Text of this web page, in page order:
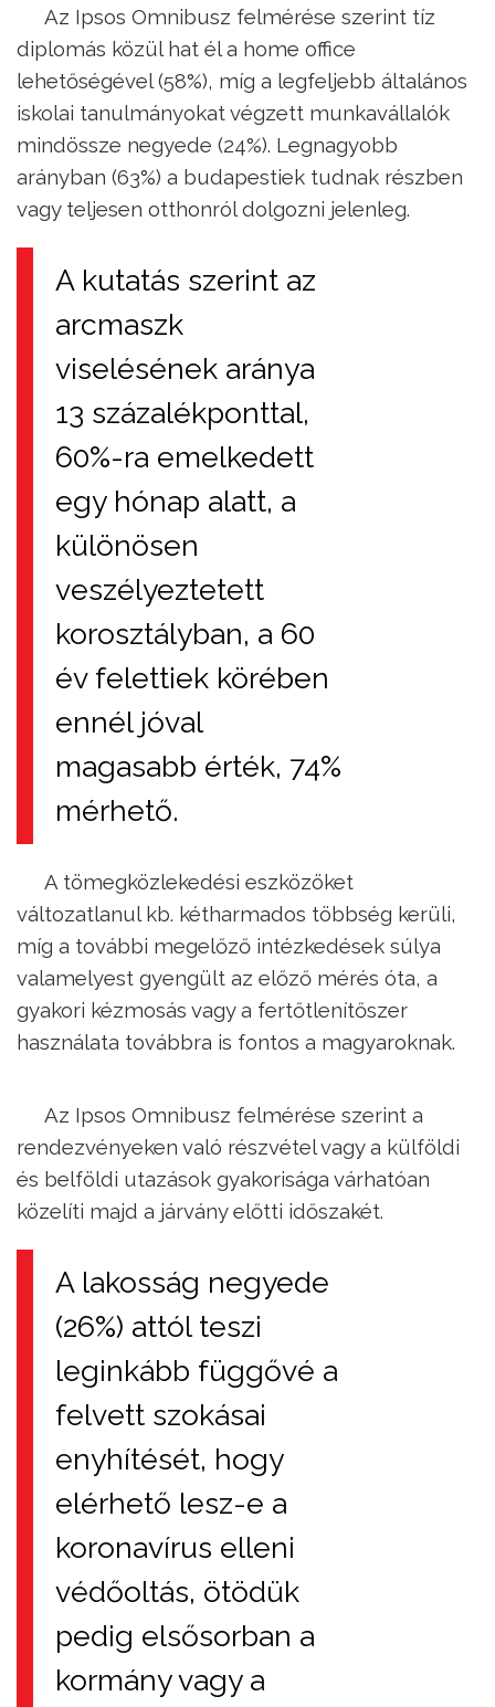
Az Ipsos Omnibusz felmérése szerint tíz
diplomás közül hat él a home office
lehetőségével (58%), míg a legfeljebb általános
iskolai tanulmányokat végzett munkavállalók
mindössze negyede (24%). Legnagyobb
arányban (63%) a budapestiek tudnak részben
vagy teljesen otthonról dolgozni jelenleg.
A kutatás szerint az
arcmaszk
viselésének aránya
13 százalékponttal,
60%-ra emelkedett
egy hónap alatt, a
különösen
veszélyeztetett
korosztályban, a 60
év felettiek körében
ennél jóval
magasabb érték, 74%
mérhető.
A tömegközlekedési eszközöket
változatlanul kb. kétharmados többség kerüli,
míg a további megelőző intézkedések súlya
valamelyest gyengült az előző mérés óta, a
gyakori kézmosás vagy a fertőtlenítőszer
használata továbbra is fontos a magyaroknak.
Az Ipsos Omnibusz felmérése szerint a
rendezvényeken való részvétel vagy a külföldi
és belföldi utazások gyakorisága várhatóan
közelíti majd a járvány előtti időszakét.
A lakosság negyede
(26%) attól teszi
leginkább függővé a
felvett szokásai
enyhítését, hogy
elérhető lesz-e a
koronavírus elleni
védőoltás, ötödük
pedig elsősorban a
kormány vagy a